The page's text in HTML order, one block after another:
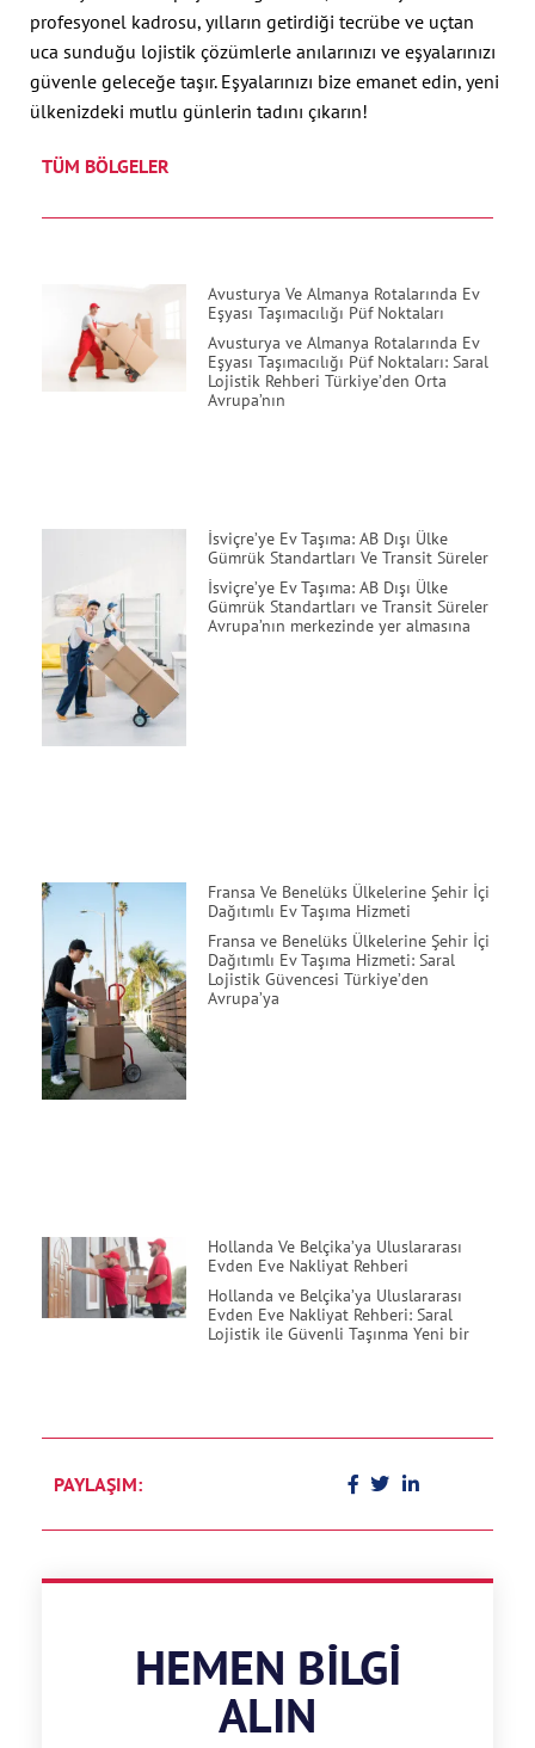
profesyonel kadrosu, yılların getirdiği tecrübe ve uçtan
uca sunduğu lojistik çözümlerle anılarınızı ve eşyalarınızı
güvenle geleceğe taşır. Eşyalarınızı bize emanet edin, yeni
ülkenizdeki mutlu günlerin tadını çıkarın!
TÜM BÖLGELER
Avusturya Ve Almanya Rotalarında Ev
Eşyası Taşımacılığı Püf Noktaları
Avusturya ve Almanya Rotalarında Ev
Eşyası Taşımacılığı Püf Noktaları: Saral
Lojistik Rehberi Türkiye’den Orta
Avrupa’nın
İsviçre’ye Ev Taşıma: AB Dışı Ülke
Gümrük Standartları Ve Transit Süreler
İsviçre’ye Ev Taşıma: AB Dışı Ülke
Gümrük Standartları ve Transit Süreler
Avrupa’nın merkezinde yer almasına
Fransa Ve Benelüks Ülkelerine Şehir İçi
Dağıtımlı Ev Taşıma Hizmeti
Fransa ve Benelüks Ülkelerine Şehir İçi
Dağıtımlı Ev Taşıma Hizmeti: Saral
Lojistik Güvencesi Türkiye’den
Avrupa’ya
Hollanda Ve Belçika’ya Uluslararası
Evden Eve Nakliyat Rehberi
Hollanda ve Belçika’ya Uluslararası
Evden Eve Nakliyat Rehberi: Saral
Lojistik ile Güvenli Taşınma Yeni bir
PAYLAŞIM:
HEMEN BILGI
ALIN